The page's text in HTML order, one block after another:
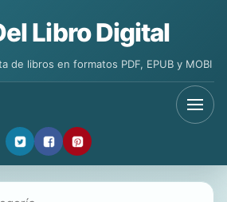
Libro Digital
de libros en formatos PDF, EPUB y MOBI